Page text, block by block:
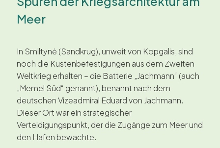
Meer
In Smiltynė (Sandkrug), unweit von Kopgalis, sind
noch die Küstenbefestigungen aus dem Zweiten
Weltkrieg erhalten – die Batterie „Jachmann“ (auch
„Memel Süd“ genannt), benannt nach dem
deutschen Vizeadmiral Eduard von Jachmann.
Dieser Ort war ein strategischer
Verteidigungspunkt, der die Zugänge zum Meer und
den Hafen bewachte.